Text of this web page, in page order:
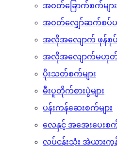
ရေနွေးငွေ့ မီးပူများ
ရေနွေးငွေ့ အခြောက်ခံ
အဝတ်ခြောက်စက်များ
အဝတ်လျှော်ဆက်စပ်ပစ္
အလိုအလျောက် ဖုန်စုပ်စ
အလိုအလျောက်မဟုတ်သ
ပိုးသတ်စက်များ
မီးပူတိုက်စားပွဲများ
ပန်းကန်ဆေးစက်များ